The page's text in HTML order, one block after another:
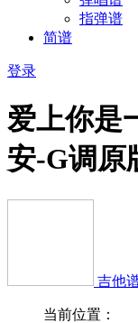
指弹谱
简谱
登录
爱上你是
安-G调原
吉他
当前位置：